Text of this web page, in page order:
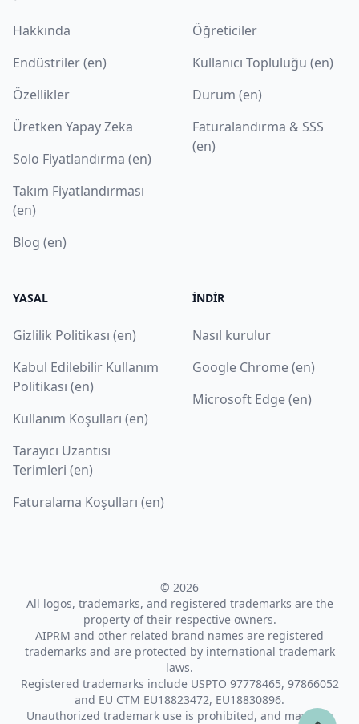
Hakkında
Endüstriler (en)
Özellikler
Üretken Yapay Zeka
Solo Fiyatlandırma (en)
Takım Fiyatlandırması
(en)
Blog (en)
Öğreticiler
Kullanıcı Topluluğu (en)
Durum (en)
Faturalandırma & SSS
(en)
YASAL
Gizlilik Politikası (en)
Kabul Edilebilir Kullanım
Politikası (en)
Kullanım Koşulları (en)
Tarayıcı Uzantısı
Terimleri (en)
Faturalama Koşulları (en)
İNDIR
Nasıl kurulur
Google Chrome (en)
Microsoft Edge (en)
© 2026
All logos, trademarks, and registered trademarks are the
property of their respective owners.
AIPRM and other related brand names are registered
trademarks and are protected by international trademark
laws.
Registered trademarks include USPTO 97778465, 97866052
and EU CTM EU18823472, EU18830896.
Unauthorized trademark use is prohibited, and may be a